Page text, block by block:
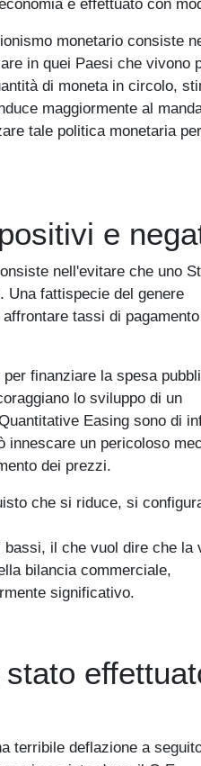
è effettuato con
monetario consiste
in quei Paesi che vivono
di moneta in circolo,
maggiormente al
tale politica monetaria
e
nell'evitare che uno
Una fattispecie del genere
tassi di
finanziare la spesa
lo sviluppo di un
Easing sono di
innescare un pericoloso
dei prezzi.
che si riduce, si
il che vuol dire che la
bilancia commerciale,
significativo.
terribile deflazione a